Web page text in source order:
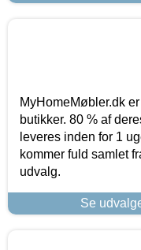
MyHomeMøbler.dk
butikker. 80 % af
leveres inden for 1
kommer fuld samlet
udvalg.
Se